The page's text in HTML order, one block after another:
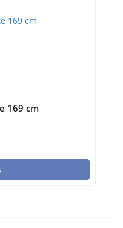
169 cm